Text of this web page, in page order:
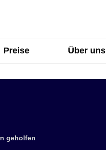
Preise Über uns
geholfen